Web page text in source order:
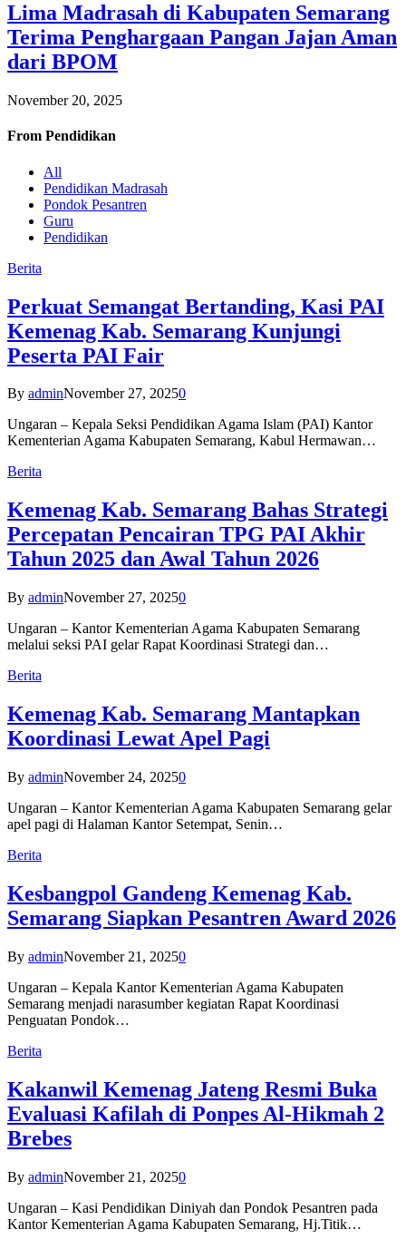
Lima Madrasah di Kabupaten Semarang
Terima Penghargaan Pangan Jajan Aman
dari BPOM
November 20, 2025
From Pendidikan
All
Pendidikan Madrasah
Pondok Pesantren
Guru
Pendidikan
Berita
Perkuat Semangat Bertanding, Kasi PAI
Kemenag Kab. Semarang Kunjungi
Peserta PAI Fair
By adminNovember 27, 20250
Ungaran – Kepala Seksi Pendidikan Agama Islam (PAI) Kantor
Kementerian Agama Kabupaten Semarang, Kabul Hermawan…
Berita
Kemenag Kab. Semarang Bahas Strategi
Percepatan Pencairan TPG PAI Akhir
Tahun 2025 dan Awal Tahun 2026
By adminNovember 27, 20250
Ungaran – Kantor Kementerian Agama Kabupaten Semarang
melalui seksi PAI gelar Rapat Koordinasi Strategi dan…
Berita
Kemenag Kab. Semarang Mantapkan
Koordinasi Lewat Apel Pagi
By adminNovember 24, 20250
Ungaran – Kantor Kementerian Agama Kabupaten Semarang gelar
apel pagi di Halaman Kantor Setempat, Senin…
Berita
Kesbangpol Gandeng Kemenag Kab.
Semarang Siapkan Pesantren Award 2026
By adminNovember 21, 20250
Ungaran – Kepala Kantor Kementerian Agama Kabupaten
Semarang menjadi narasumber kegiatan Rapat Koordinasi
Penguatan Pondok…
Berita
Kakanwil Kemenag Jateng Resmi Buka
Evaluasi Kafilah di Ponpes Al-Hikmah 2
Brebes
By adminNovember 21, 20250
Ungaran – Kasi Pendidikan Diniyah dan Pondok Pesantren pada
Kantor Kementerian Agama Kabupaten Semarang, Hj.Titik…